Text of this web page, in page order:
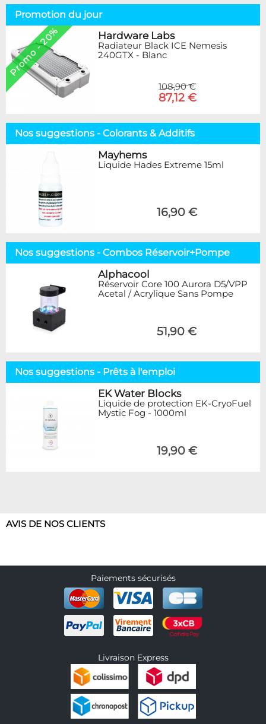
Promotion du jour
Promo - 20% Hardware Labs
Radiateur Black ICE Nemesis
240GTX - Blanc
108,90 €
87,12 €
Nos suggestions - Colorants & Additifs
Mayhems
Liquide Hades Extreme 15ml
16,90 €
Nos suggestions - Combos Réservoir+Pompe
Alphacool
Réservoir Core 100 Aurora D5/VPP
Acetal / Acrylique Sans Pompe
51,90 €
Nos suggestions - Prêts à l'emploi
EK Water Blocks
Liquide de protection EK-CryoFuel
Mystic Fog - 1000ml
19,90 €
AVIS DE NOS CLIENTS
Paiements sécurisés
Livraison Express